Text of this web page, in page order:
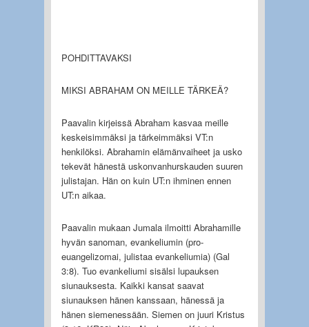
POHDITTAVAKSI
MIKSI ABRAHAM ON MEILLE TÄRKEÄ?
Paavalin kirjeissä Abraham kasvaa meille
keskeisimmäksi ja tärkeimmäksi VT:n
henkilöksi. Abrahamin elämänvaiheet ja usko
tekevät hänestä uskonvanhurskauden suuren
julistajan. Hän on kuin UT:n ihminen ennen
UT:n aikaa.
Paavalin mukaan Jumala ilmoitti Abrahamille
hyvän sanoman, evankeliumin (pro-
euangelizomai, julistaa evankeliumia) (Gal
3:8). Tuo evankeliumi sisälsi lupauksen
siunauksesta. Kaikki kansat saavat
siunauksen hänen kanssaan, hänessä ja
hänen siemenessään. Siemen on juuri Kristus